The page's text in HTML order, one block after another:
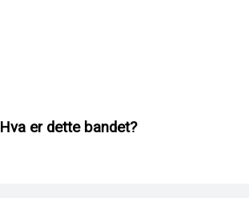
Hva er dette bandet?